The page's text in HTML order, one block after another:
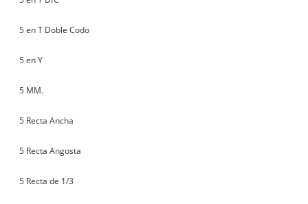
5 en T Doble Codo
5 en Y
5 MM.
5 Recta Ancha
5 Recta Angosta
5 Recta de 1/3